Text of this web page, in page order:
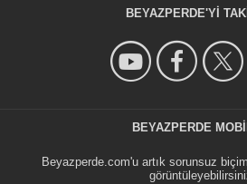
BEYAZPERDE'YI
BEYAZPERDE
Beyazperde.com'u artık sorunsuz